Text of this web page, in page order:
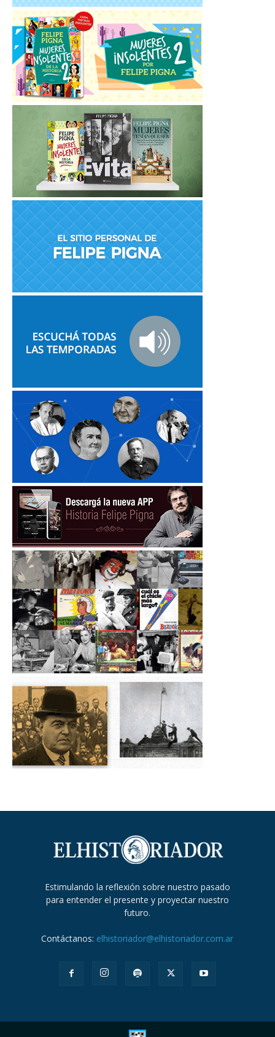
Estimulando la reflexión sobre nuestro pasado
para entender el presente y proyectar nuestro
futuro.
Contáctanos: elhistoriador@elhistoriador.com.ar